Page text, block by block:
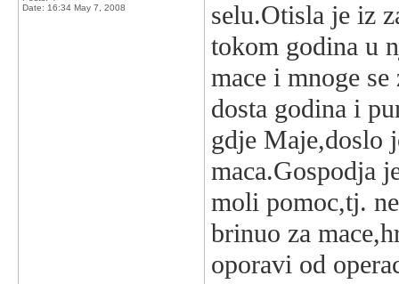
Date: 16:34 May 7, 2008
selu.Otisla je iz
tokom godina u
mace i mnoge
dosta godina i
gdje Maje,doslo
maca.Gospodja
moli pomoc,tj.
brinuo za
oporavi od